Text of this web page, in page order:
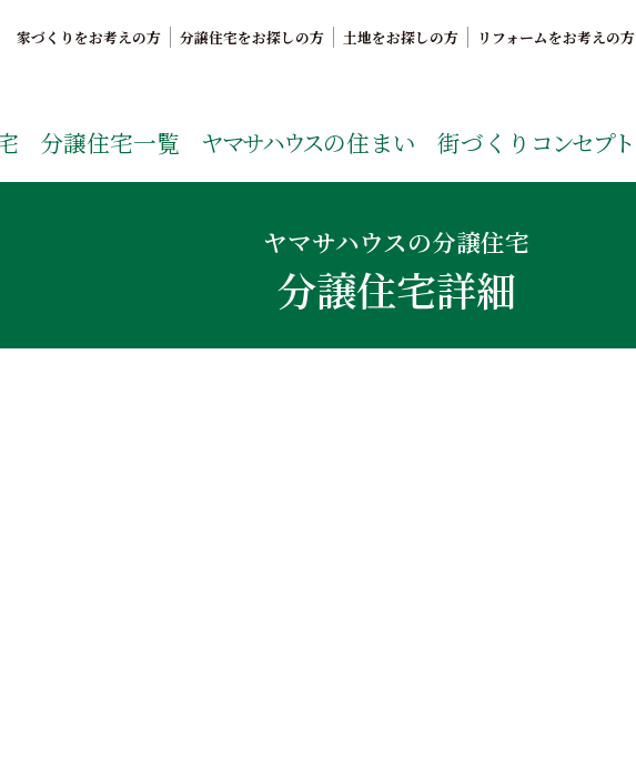
家づくりをお考えの方 分譲住宅をお探しの方 土地をお探しの方 リフォームをお考えの方
分譲住宅一覧 ヤマサハウスの住まい 街づくり コンセプト
ヤマサハウスの分譲住宅
分譲住宅詳細